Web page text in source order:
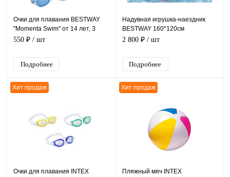
Очки для плавания BESTWAY
"Momenta Swim" от 14 лет, 3
цвета, уп.36
550 ₽ / шт
Подробнее
Надувная игрушка-наездник
BESTWAY 160*120см
"Фламинго", до 100 кг, уп.4
2 800 ₽ / шт
Подробнее
Хит продаж
Очки для плавания INTEX
Хит продаж
Пляжный мяч INTEX